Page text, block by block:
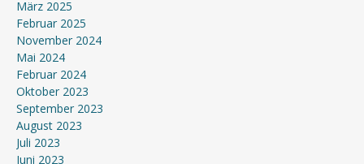
März 2025
Februar 2025
November 2024
Mai 2024
Februar 2024
Oktober 2023
September 2023
August 2023
Juli 2023
Juni 2023